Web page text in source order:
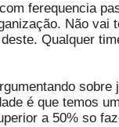
ferequencia
Não vai
Qualquer
sobre
é que temos
a 50% so